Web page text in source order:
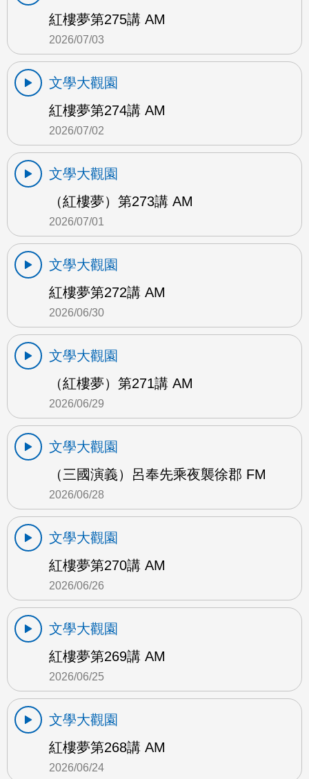
紅樓夢第275講 AM
2026/07/03
文學大觀園
紅樓夢第274講 AM
2026/07/02
文學大觀園
（紅樓夢）第273講 AM
2026/07/01
文學大觀園
紅樓夢第272講 AM
2026/06/30
文學大觀園
（紅樓夢）第271講 AM
2026/06/29
文學大觀園
（三國演義）呂奉先乘夜襲徐郡 FM
2026/06/28
文學大觀園
紅樓夢第270講 AM
2026/06/26
文學大觀園
紅樓夢第269講 AM
2026/06/25
文學大觀園
紅樓夢第268講 AM
2026/06/24